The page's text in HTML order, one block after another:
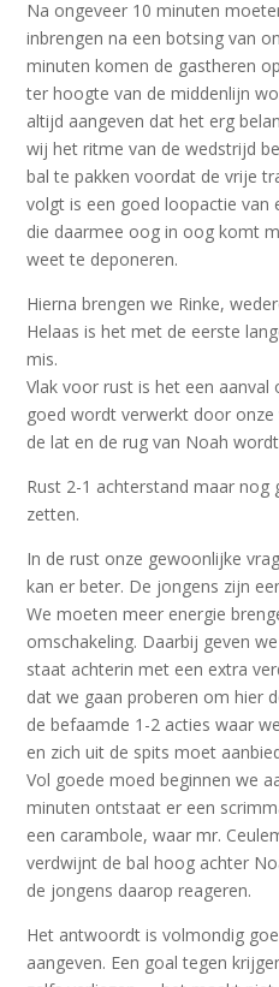
Na ongeveer 10 minuten
inbrengen na een botsing van
minuten komen de gastheren
ter hoogte van de middenlijn
altijd aangeven dat het erg
wij het ritme van de wedstrijd
bal te pakken voordat de vrije
volgt is een goed loopactie van
die daarmee oog in oog komt
weet te deponeren.
Hierna brengen we Rinke,
Helaas is het met de eerste
mis.
Vlak voor rust is het een
goed wordt verwerkt door
de lat en de rug van Noah
Rust 2-1 achterstand maar
zetten.
In de rust onze gewoonlijke
kan er beter. De jongens zijn
We moeten meer energie
omschakeling. Daarbij geven
staat achterin met een extra
dat we gaan proberen om hier
de befaamde 1-2 acties waar
en zich uit de spits moet
Vol goede moed beginnen we
minuten ontstaat er een
een carambole, waar mr.
verdwijnt de bal hoog achter
de jongens daarop reageren.
Het antwoordt is volmondig
aangeven. Een goal tegen